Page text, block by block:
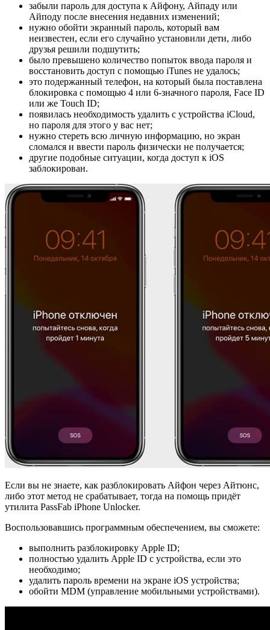
забыли пароль для доступа к Айфону, Айпаду или
Айподу после внесения недавних изменений;
нужно обойти экранный пароль, который вам
неизвестен, если его случайно установили дети, либо
друзья решили подшутить;
было превышено количество попыток ввода пароля и
восстановить доступ с помощью iTunes не удалось;
это подержанный телефон, на который была поставлена
блокировка с помощью 4 или 6-значного пароля, Face ID
или же Touch ID;
появилась необходимость удалить с устройства iCloud,
но пароля для этого у вас нет;
нужно стереть всю личную информацию, но экран
сломался и ввести пароль физически не получается;
другие подобные ситуации, когда доступ к iOS
заблокирован.
Если вы не знаете, как разблокировать Айфон через Айтюнс,
либо этот метод не срабатывает, тогда на помощь придёт
утилита PassFab iPhone Unlocker.
Воспользовавшись программным обеспечением, вы сможете:
выполнить разблокировку Apple ID;
полностью удалить Apple ID с устройства, если это
необходимо;
удалить пароль времени на экране iOS устройства;
обойти MDM (управление мобильными устройствами).